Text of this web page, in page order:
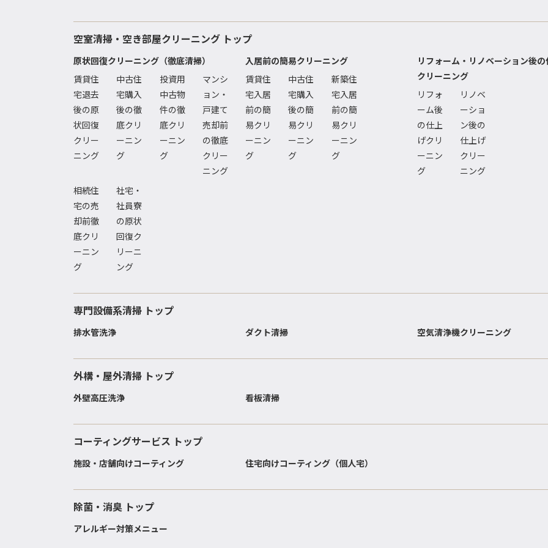
空室清掃・空き部屋クリーニング トップ
原状回復クリーニング（徹底清掃）
賃貸住
宅退去
後の原
状回復
クリー
ニング
中古住
宅購入
後の徹
底クリ
ーニン
グ
投資用
中古物
件の徹
底クリ
ーニン
グ
マンシ
ョン・
戸建て
売却前
の徹底
クリー
ニング
相続住
宅の売
却前徹
底クリ
ーニン
グ
社宅・
社員寮
の原状
回復ク
リーニ
ング
入居前の簡易クリーニング
賃貸住
宅入居
前の簡
易クリ
ーニン
グ
中古住
宅購入
後の簡
易クリ
ーニン
グ
新築住
宅入居
前の簡
易クリ
ーニン
グ
リフォーム・リノベーション後
クリーニング
リフォ
ーム後
の仕上
げクリ
ーニン
グ
リノベ
ーショ
ン後の
仕上げ
クリー
ニング
専門設備系清掃 トップ
排水管洗浄 ダクト清掃 空気清浄機クリーニング
外構・屋外清掃 トップ
外壁高圧洗浄 看板清掃
コーティングサービス トップ
施設・店舗向けコーティング 住宅向けコーティング（個人宅）
除菌・消臭 トップ
アレルギー対策メニュー